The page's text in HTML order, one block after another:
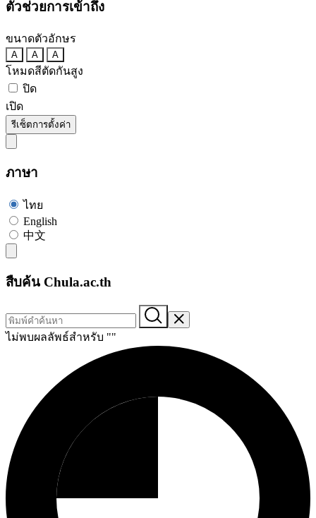
ตัวช่วยการเข้าถึง
ขนาดตัวอักษร
A A A
โหมดสีตัดกันสูง
ปิด
เปิด
รีเซ็ตการตั้งค่า
ภาษา
ไทย
English
中文
สืบค้น Chula.ac.th
ไม่พบผลลัพธ์สำหรับ ""